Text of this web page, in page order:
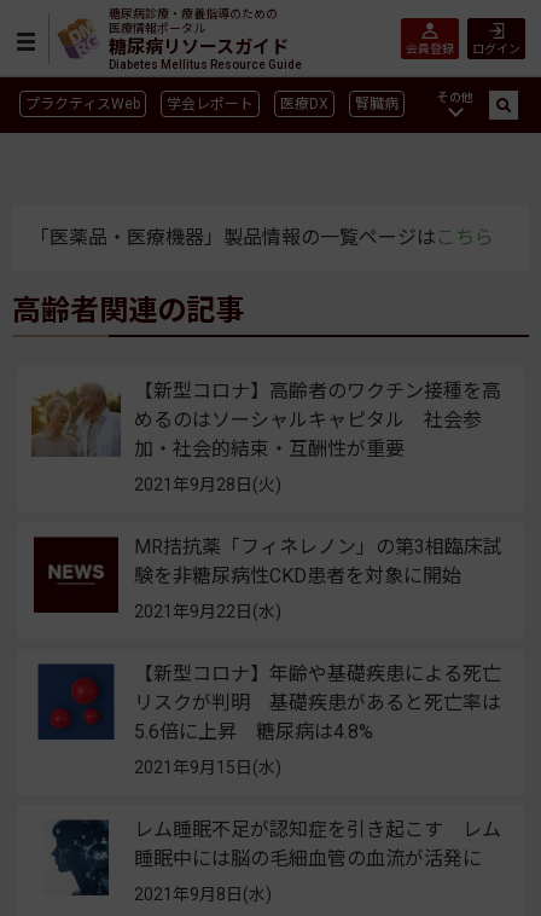
糖尿病診療・療養指導のための
医療情報ポータル
糖尿病リソースガイド
Diabetes Mellitus Resource Guide
ログイン
会員登録
プラクティスWeb 学会レポート 医療DX 腎臓病
インスリン製剤 薬物療法 食事療法 運動療法
その他
「医薬品・医療機器」製品情報の一覧ページは こちら
高齢者関連の記事
【新型コロナ】高齢者のワクチン接種を高
めるのはソーシャルキャピタル 社会参
加・社会的結束・互酬性が重要
2021年9月28日(火)
MR拮抗薬「フィネレノン」の第3相臨床試
験を非糖尿病性CKD患者を対象に開始
2021年9月22日(水)
【新型コロナ】年齢や基礎疾患による死亡
リスクが判明 基礎疾患があると死亡率は
5.6倍に上昇 糖尿病は4.8%
2021年9月15日(水)
レム睡眠不足が認知症を引き起こす レム
睡眠中には脳の⽑細⾎管の⾎流が活発に
2021年9月8日(水)